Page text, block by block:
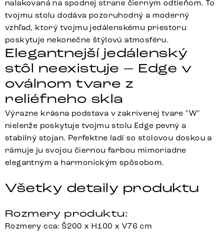
nalakovaná na spodnej strane čiernym odtieňom. To
tvojmu stolu dodáva pozoruhodný a moderný
vzhľad, ktorý tvojmu jedálenskému priestoru
poskytuje nekonečne štýlovú atmosféru.
Elegantnejší jedálenský
stôl neexistuje – Edge v
oválnom tvare z
reliéfneho skla
Výrazne krásna podstava v zakrivenej tvare "W"
nielenže poskytuje tvojmu stolu Edge pevný a
stabilný stojan. Perfektne ladí so stolovou doskou a
rámuje ju svojou čiernou farbou mimoriadne
elegantným a harmonickým spôsobom.
Všetky detaily produktu
Rozmery produktu:
Rozmery cca: Š200 x H100 x V76 cm